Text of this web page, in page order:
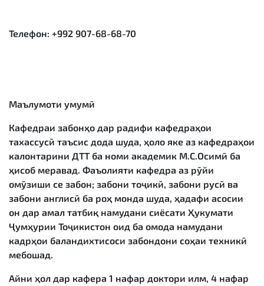
Телефон: +992 907-68-68-70
Маълумоти умумӣ
Кафедраи забонҳо дар радифи кафедраҳои
тахассусӣ таъсис дода шуда, ҳоло яке аз кафедраҳои
калонтарини ДТТ ба номи академик М.С.Осимӣ ба
ҳисоб меравад. Фаъолияти кафедра аз рӯйи
омӯзиши се забон; забони тоҷикӣ, забони русӣ ва
забони англисӣ ба роҳ монда шуда, ҳадафи асосии
он дар амал татбиқ намудани сиёсати Ҳукумати
Ҷумҳурии Тоҷикистон оид ба омода намудани
кадрҳои баландихтисоси забондони соҳаи техникӣ
мебошад.
Айни ҳол дар кафера 1 нафар доктори илм, 4 нафар